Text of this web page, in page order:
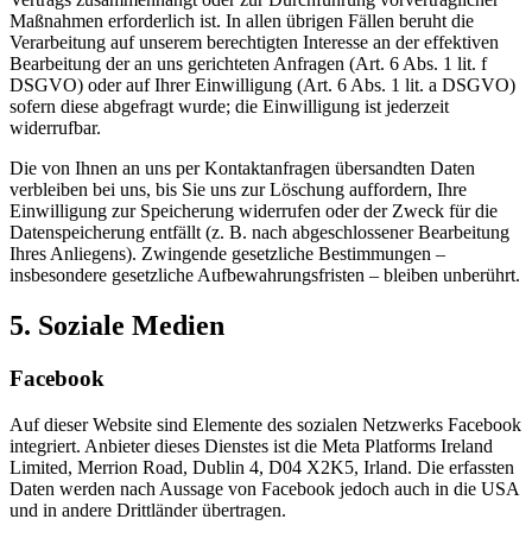
Maßnahmen erforderlich ist. In allen übrigen Fällen beruht die
Verarbeitung auf unserem berechtigten Interesse an der effektiven
Bearbeitung der an uns gerichteten Anfragen (Art. 6 Abs. 1 lit. f
DSGVO) oder auf Ihrer Einwilligung (Art. 6 Abs. 1 lit. a DSGVO)
sofern diese abgefragt wurde; die Einwilligung ist jederzeit
widerrufbar.
Die von Ihnen an uns per Kontaktanfragen übersandten Daten
verbleiben bei uns, bis Sie uns zur Löschung auffordern, Ihre
Einwilligung zur Speicherung widerrufen oder der Zweck für die
Datenspeicherung entfällt (z. B. nach abgeschlossener Bearbeitung
Ihres Anliegens). Zwingende gesetzliche Bestimmungen –
insbesondere gesetzliche Aufbewahrungsfristen – bleiben unberührt.
5. Soziale Medien
Facebook
Auf dieser Website sind Elemente des sozialen Netzwerks Facebook
integriert. Anbieter dieses Dienstes ist die Meta Platforms Ireland
Limited, Merrion Road, Dublin 4, D04 X2K5, Irland. Die erfassten
Daten werden nach Aussage von Facebook jedoch auch in die USA
und in andere Drittländer übertragen.